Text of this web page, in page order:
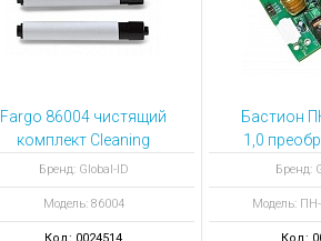
Fargo 86004 чистящий
комплект Cleaning
Rollers чистящие
ролики 10 штук
Бренд: Global-ID
Модель: 86004
Код: 0024514
Бастион
1,0
Бренд:
Модель:
Код: